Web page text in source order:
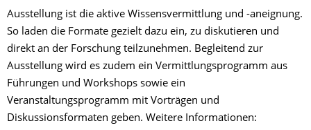
Ausstellung ist die aktive Wissensvermittlung und -aneignung.
So laden die Formate gezielt dazu ein, zu diskutieren und
direkt an der Forschung teilzunehmen. Begleitend zur
Ausstellung wird es zudem ein Vermittlungsprogramm aus
Führungen und Workshops sowie ein
Veranstaltungsprogramm mit Vorträgen und
Diskussionsformaten geben. Weitere Informationen: